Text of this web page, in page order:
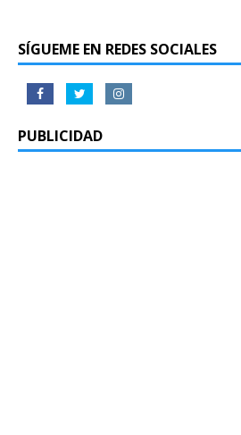
SÍGUEME EN REDES SOCIALES
PUBLICIDAD